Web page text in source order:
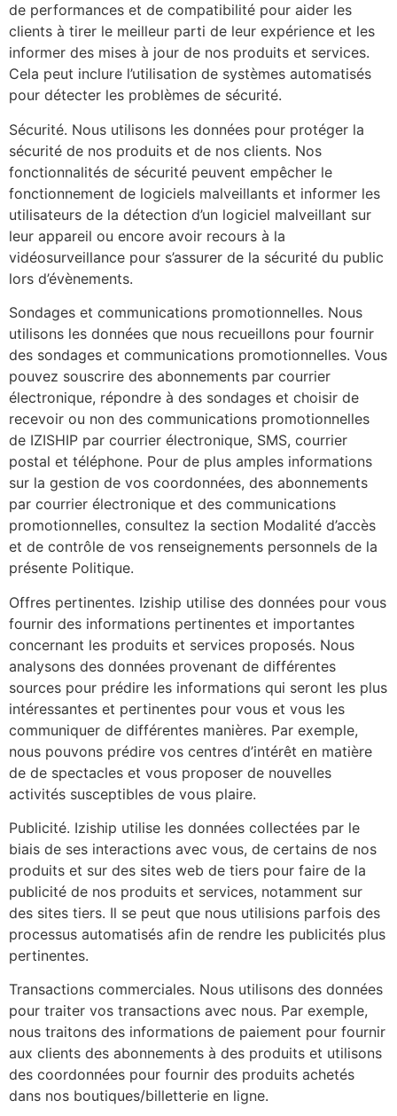
de performances et de compatibilité pour aider les
clients à tirer le meilleur parti de leur expérience et les
informer des mises à jour de nos produits et services.
Cela peut inclure l’utilisation de systèmes automatisés
pour détecter les problèmes de sécurité.
Sécurité. Nous utilisons les données pour protéger la
sécurité de nos produits et de nos clients. Nos
fonctionnalités de sécurité peuvent empêcher le
fonctionnement de logiciels malveillants et informer les
utilisateurs de la détection d’un logiciel malveillant sur
leur appareil ou encore avoir recours à la
vidéosurveillance pour s’assurer de la sécurité du public
lors d’évènements.
Sondages et communications promotionnelles. Nous
utilisons les données que nous recueillons pour fournir
des sondages et communications promotionnelles. Vous
pouvez souscrire des abonnements par courrier
électronique, répondre à des sondages et choisir de
recevoir ou non des communications promotionnelles
de IZISHIP par courrier électronique, SMS, courrier
postal et téléphone. Pour de plus amples informations
sur la gestion de vos coordonnées, des abonnements
par courrier électronique et des communications
promotionnelles, consultez la section Modalité d’accès
et de contrôle de vos renseignements personnels de la
présente Politique.
Offres pertinentes. Iziship utilise des données pour vous
fournir des informations pertinentes et importantes
concernant les produits et services proposés. Nous
analysons des données provenant de différentes
sources pour prédire les informations qui seront les plus
intéressantes et pertinentes pour vous et vous les
communiquer de différentes manières. Par exemple,
nous pouvons prédire vos centres d’intérêt en matière
de de spectacles et vous proposer de nouvelles
activités susceptibles de vous plaire.
Publicité. Iziship utilise les données collectées par le
biais de ses interactions avec vous, de certains de nos
produits et sur des sites web de tiers pour faire de la
publicité de nos produits et services, notamment sur
des sites tiers. Il se peut que nous utilisions parfois des
processus automatisés afin de rendre les publicités plus
pertinentes.
Transactions commerciales. Nous utilisons des données
pour traiter vos transactions avec nous. Par exemple,
nous traitons des informations de paiement pour fournir
aux clients des abonnements à des produits et utilisons
des coordonnées pour fournir des produits achetés
dans nos boutiques/billetterie en ligne.